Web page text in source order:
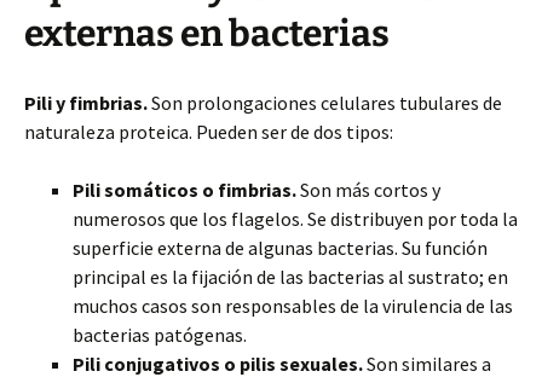
externas en bacterias
Pili y fimbrias.Son prolongaciones celulares tubulares de
naturaleza proteica. Pueden ser de dos tipos:
Pili somáticos o fimbrias.Son más cortos y
numerosos que los flagelos. Se distribuyen por toda la
superficie externa de algunas bacterias. Su función
principal es la fijación de las bacterias al sustrato; en
muchos casos son responsables de la virulencia de las
bacterias patógenas.
Pili conjugativos o pilis sexuales.Son similares a